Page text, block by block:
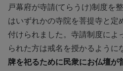
戸幕府が寺請(てらうけ)制度を
はいずれかの寺院を菩提寺と定
付けられました。寺請制度によ
られた方は戒名を授かるように
牌を祀るために民衆にお仏壇が